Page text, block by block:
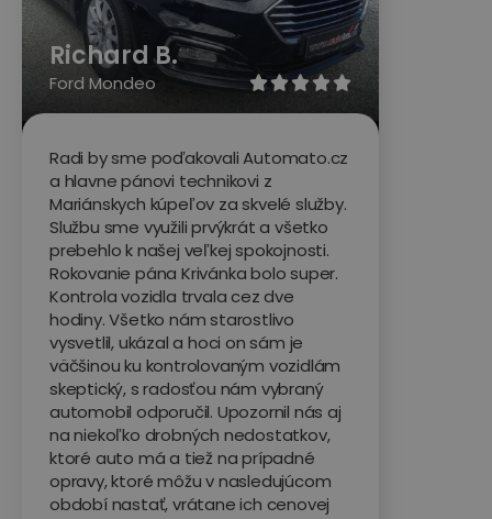

Richard B.
Ford Mondeo
Radi by sme poďakovali Automato.cz
a hlavne pánovi technikovi z
Mariánskych kúpeľov za skvelé služby.
Službu sme využili prvýkrát a všetko
prebehlo k našej veľkej spokojnosti.
Rokovanie pána Krivánka bolo super.
Kontrola vozidla trvala cez dve
hodiny. Všetko nám starostlivo
vysvetlil, ukázal a hoci on sám je
väčšinou ku kontrolovaným vozidlám
skeptický, s radosťou nám vybraný
automobil odporučil. Upozornil nás aj
na niekoľko drobných nedostatkov,
ktoré auto má a tiež na prípadné
opravy, ktoré môžu v nasledujúcom
období nastať, vrátane ich cenovej